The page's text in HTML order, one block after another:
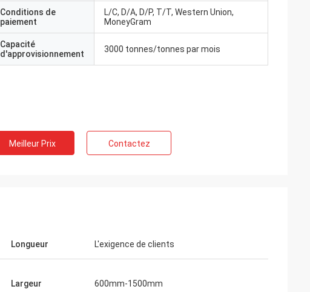
Conditions de
paiement
L/C, D/A, D/P, T/T, Western Union,
MoneyGram
Capacité
d'approvisionnement
3000 tonnes/tonnes par mois
Meilleur Prix Contactez
Longueur L'exigence de clients
Largeur 600mm-1500mm